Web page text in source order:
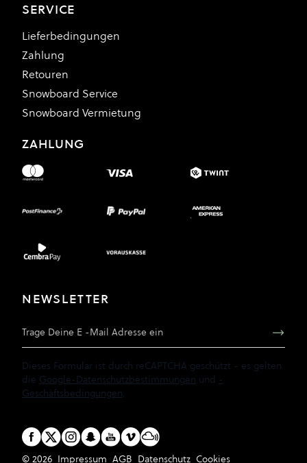
SERVICE
Lieferbedingungen
Zahlung
Retouren
Snowboard Service
Snowboard Vermietung
ZAHLUNG
NEWSLETTER
Dieses Formular ist durch reCAPTCHA geschützt - es gelten
die Google-Datenschutzbestimmungen und -
Geschäftsbedingungen.
© 2026 Impressum AGB Datenschutz Cookies